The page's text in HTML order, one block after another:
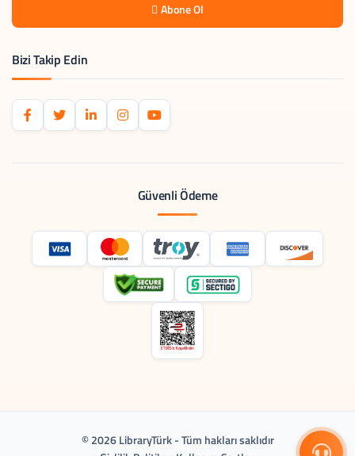
Abone Ol
Bizi Takip Edin
Güvenli Ödeme
© 2026 LibraryTürk - Tüm hakları saklıdır